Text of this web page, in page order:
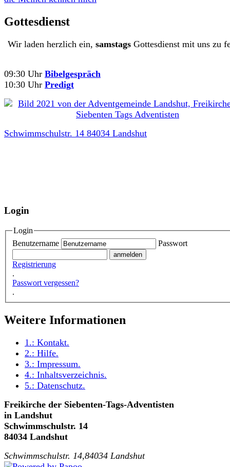
Gottesdienst
Wir laden herzlich ein, samstagsGottesdienst mit uns zu
09:30 Uhr Bibelgespräch
10:30 Uhr Predigt
Schwimmschulstr. 14 84034 Landshut
Login
Login
Benutzername
Passwort
Registrierung
.
Passwort vergessen?
.
Weitere Informationen
1.: Kontakt.
2.: Hilfe.
3.: Impressum.
4.: Inhaltsverzeichnis.
5.: Datenschutz.
Freikirche der Siebenten-Tags-Adventisten
in Landshut
Schwimmschulstr. 14
84034 Landshut
Schwimmschulstr. 14,84034 Landshut